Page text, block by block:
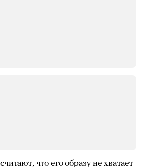
что его образу не хватает